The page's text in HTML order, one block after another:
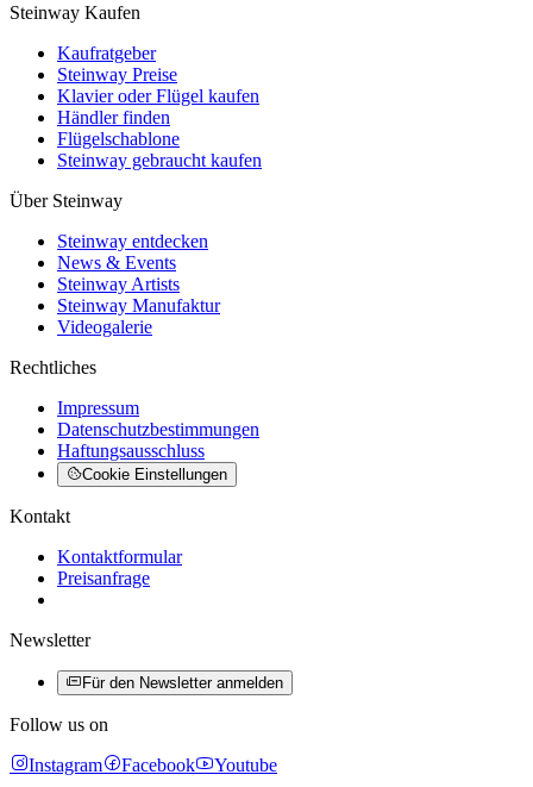
Steinway Kaufen
Kaufratgeber
Steinway Preise
Klavier oder Flügel kaufen
Händler finden
Flügelschablone
Steinway gebraucht kaufen
Über Steinway
Steinway entdecken
News & Events
Steinway Artists
Steinway Manufaktur
Videogalerie
Rechtliches
Impressum
Datenschutzbestimmungen
Haftungsausschluss
Cookie Einstellungen
Kontakt
Kontaktformular
Preisanfrage
Newsletter
Für den Newsletter anmelden
Follow us on
Instagram
Facebook Youtube